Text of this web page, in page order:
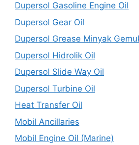
Dupersol Gasoline Engine Oil
Dupersol Gear Oil
Dupersol Grease Minyak
Dupersol Hidrolik Oil
Dupersol Slide Way Oil
Dupersol Turbine Oil
Heat Transfer Oil
Mobil Ancillaries
Mobil Engine Oil (Marine)